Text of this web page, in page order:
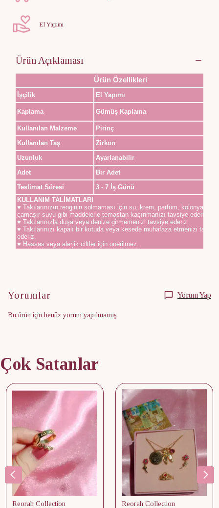
El Yapımı
Ürün Açıklaması
Ürün Özellikleri
İşçilik El Yapımı
Kaplama Gümüş Kaplama
Kullanılan Malzeme
Pirinç
Kullanılan Taş
Zirkon
Uzunluk
Ayarlanabilir
Adet
Bir Adet
Teslimat Süresi
3 - 7 İş Günü
KULLANIM TALİMATLARI
♥ Takılarınızın renginin solmaması için su, krem, parfüm, kolonya,
çamaşır suyu gibi maddelerle temastan kaçınmanızı tavsiye ederiz.
♥ Takılarınızla duşa veya denize girmemenizi tavsiye ederiz.
♥ Takılarınızı kapalı bir kutuda veya kesede muhafaza etmenizi
ederiz.
♥ Hassas veya alerjik ciltler için önerilmez.
Yorumlar Yorum Yap
Bu ürün için henüz yorum yapılmamış.
Çok Satanlar
Reorah Collection
Reorah Collection